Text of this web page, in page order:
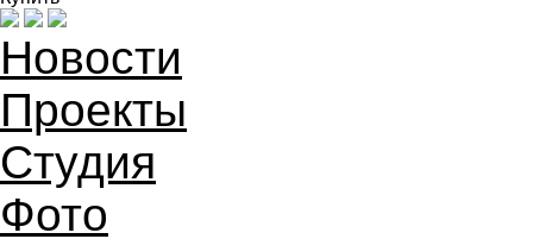
Новости
Проекты
Студия
Фото